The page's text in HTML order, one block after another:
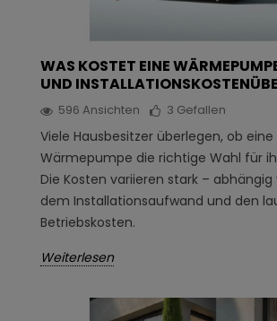
WAS KOSTET EINE
UND
596 Ansichten 3 Gefallen
Viele Hausbesitzer überlegen, ob eine
Wärmepumpe die richtige Wahl für
Die Kosten variieren stark – abhängig
dem Installationsaufwand und den
Betriebskosten.
Weiterlesen